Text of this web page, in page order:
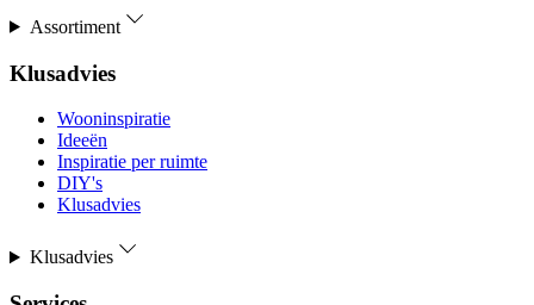
Assortiment
Klusadvies
Wooninspiratie
Ideeën
Inspiratie per ruimte
DIY's
Klusadvies
Klusadvies